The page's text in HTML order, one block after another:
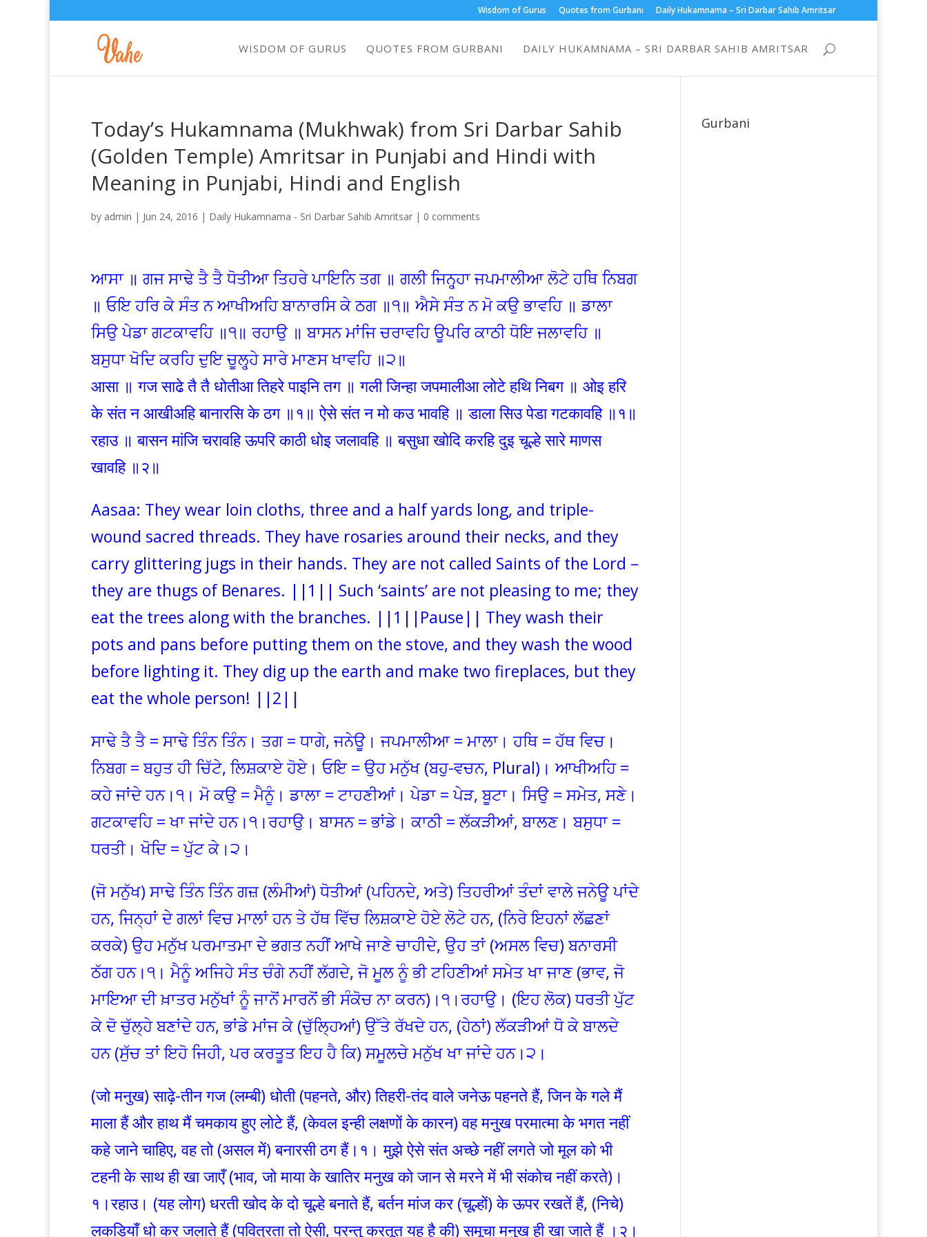
Wisdom of Gurus Quotes from Gurbani Daily Hukamnama – Sri Darbar Sahib Amritsar
WISDOM OF GURUS QUOTES FROM GURBANI DAILY HUKAMNAMA – SRI DARBAR SAHIB AMRITSAR
Today’s Hukamnama (Mukhwak) from Sri Darbar Sahib
(Golden Temple) Amritsar in Punjabi and Hindi with
Meaning in Punjabi, Hindi and English
by admin | Jun 24, 2016 | Daily Hukamnama - Sri Darbar Sahib Amritsar | 0 comments
ਆਸਾ ॥ ਗਜ ਸਾਢੇ ਤੈ ਤੈ ਧੋਤੀਆ ਤਿਹਰੇ ਪਾਇਨਿ ਤਗ ॥ ਗਲੀ ਜਿਨ੍ਹ੍ਹਾ ਜਪਮਾਲੀਆ ਲੋਟੇ ਹਥਿ ਨਿਬਗ
॥ ਓਇ ਹਰਿ ਕੇ ਸੰਤ ਨ ਆਖੀਅਹਿ ਬਾਨਾਰਸਿ ਕੇ ਠਗ ॥੧॥ ਐਸੇ ਸੰਤ ਨ ਮੋ ਕਉ ਭਾਵਹਿ ॥ ਡਾਲਾ
ਸਿਉ ਪੇਡਾ ਗਟਕਾਵਹਿ ॥੧॥ ਰਹਾਉ ॥ ਬਾਸਨ ਮਾਂਜਿ ਚਰਾਵਹਿ ਊਪਰਿ ਕਾਠੀ ਧੋਇ ਜਲਾਵਹਿ ॥
ਬਸੁਧਾ ਖੋਦਿ ਕਰਹਿ ਦੁਇ ਚੂਲ੍ਹ੍ਹੇ ਸਾਰੇ ਮਾਣਸ ਖਾਵਹਿ ॥੨॥
आसा ॥ गज साढे तै तै धोतीआ तिहरे पाइनि तग ॥ गली जिन्हा जपमालीआ लोटे हथि निबग ॥ ओइ हरि
के संत न आखीअहि बानारसि के ठग ॥१॥ ऐसे संत न मो कउ भावहि ॥ डाला सिउ पेडा गटकावहि ॥१॥
रहाउ ॥ बासन मांजि चरावहि ऊपरि काठी धोइ जलावहि ॥ बसुधा खोदि करहि दुइ चूल्हे सारे माणस
खावहि ॥२॥
Aasaa: They wear loin cloths, three and a half yards long, and triple-
wound sacred threads. They have rosaries around their necks, and they
carry glittering jugs in their hands. They are not called Saints of the Lord –
they are thugs of Benares. ||1|| Such ‘saints’ are not pleasing to me; they
eat the trees along with the branches. ||1||Pause|| They wash their
pots and pans before putting them on the stove, and they wash the wood
before lighting it. They dig up the earth and make two fireplaces, but they
eat the whole person! ||2||
ਸਾਢੇ ਤੈ ਤੈ = ਸਾਢੇ ਤਿੰਨ ਤਿੰਨ। ਤਗ = ਧਾਗੇ, ਜਨੇਊ। ਜਪਮਾਲੀਆ = ਮਾਲਾ। ਹਥਿ = ਹੱਥ ਵਿਚ।
ਨਿਬਗ = ਬਹੁਤ ਹੀ ਚਿੱਟੇ, ਲਿਸ਼ਕਾਏ ਹੋਏ। ਓਇ = ਉਹ ਮਨੁੱਖ (ਬਹੁ-ਵਚਨ, Plural)। ਆਖੀਅਹਿ =
ਕਹੇ ਜਾਂਦੇ ਹਨ।੧। ਮੋ ਕਉ = ਮੈਨੂੰ। ਡਾਲਾ = ਟਾਹਣੀਆਂ। ਪੇਡਾ = ਪੇੜ, ਬੂਟਾ। ਸਿਉ = ਸਮੇਤ, ਸਣੇ।
ਗਟਕਾਵਹਿ = ਖਾ ਜਾਂਦੇ ਹਨ।੧।ਰਹਾਉ। ਬਾਸਨ = ਭਾਂਡੇ। ਕਾਠੀ = ਲੱਕੜੀਆਂ, ਬਾਲਣ। ਬਸੁਧਾ =
ਧਰਤੀ। ਖੋਦਿ = ਪੁੱਟ ਕੇ।੨।
(ਜੋ ਮਨੁੱਖ) ਸਾਢੇ ਤਿੰਨ ਤਿੰਨ ਗਜ਼ (ਲੰਮੀਆਂ) ਧੋਤੀਆਂ (ਪਹਿਨਦੇ, ਅਤੇ) ਤਿਹਰੀਆਂ ਤੰਦਾਂ ਵਾਲੇ ਜਨੇਊ ਪਾਂਦੇ
ਹਨ, ਜਿਨ੍ਹਾਂ ਦੇ ਗਲਾਂ ਵਿਚ ਮਾਲਾਂ ਹਨ ਤੇ ਹੱਥ ਵਿੱਚ ਲਿਸ਼ਕਾਏ ਹੋਏ ਲੋਟੇ ਹਨ, (ਨਿਰੇ ਇਹਨਾਂ ਲੱਛਣਾਂ
ਕਰਕੇ) ਉਹ ਮਨੁੱਖ ਪਰਮਾਤਮਾ ਦੇ ਭਗਤ ਨਹੀਂ ਆਖੇ ਜਾਣੇ ਚਾਹੀਦੇ, ਉਹ ਤਾਂ (ਅਸਲ ਵਿਚ) ਬਨਾਰਸੀ
ਠੱਗ ਹਨ।੧। ਮੈਨੂੰ ਅਜਿਹੇ ਸੰਤ ਚੰਗੇ ਨਹੀਂ ਲੱਗਦੇ, ਜੋ ਮੂਲ ਨੂੰ ਭੀ ਟਹਿਣੀਆਂ ਸਮੇਤ ਖਾ ਜਾਣ (ਭਾਵ, ਜੋ
ਮਾਇਆ ਦੀ ਖ਼ਾਤਰ ਮਨੁੱਖਾਂ ਨੂੰ ਜਾਨੋਂ ਮਾਰਨੋਂ ਭੀ ਸੰਕੋਚ ਨਾ ਕਰਨ)।੧।ਰਹਾਉ। (ਇਹ ਲੋਕ) ਧਰਤੀ ਪੁੱਟ
ਕੇ ਦੋ ਚੁੱਲ੍ਹੇ ਬਣਾਂਦੇ ਹਨ, ਭਾਂਡੇ ਮਾਂਜ ਕੇ (ਚੁੱਲਿ੍ਹਆਂ) ਉੱਤੇ ਰੱਖਦੇ ਹਨ, (ਹੇਠਾਂ) ਲੱਕੜੀਆਂ ਧੋ ਕੇ ਬਾਲਦੇ
ਹਨ (ਸੁੱਚ ਤਾਂ ਇਹੋ ਜਿਹੀ, ਪਰ ਕਰਤੂਤ ਇਹ ਹੈ ਕਿ) ਸਮੂਲਚੇ ਮਨੁੱਖ ਖਾ ਜਾਂਦੇ ਹਨ।੨।
(जो मनुख) साढ़े-तीन गज (लम्बी) धोती (पहनते, और) तिहरी-तंद वाले जनेऊ पहनते हैं, जिन के गले मैं
माला हैं और हाथ मैं चमकाय हुए लोटे हैं, (केवल इन्ही लक्षणों के कारन) वह मनुख परमात्मा के भगत नहीं
कहे जाने चाहिए, वह तो (असल में) बनारसी ठग हैं।१। मुझे ऐसे संत अच्छे नहीं लगते जो मूल को भी
टहनी के साथ ही खा जाएँ (भाव, जो माया के खातिर मनुख को जान से मरने में भी संकोच नहीं करते)।
१।रहाउ। (यह लोग) धरती खोद के दो चूल्हे बनाते हैं, बर्तन मांज कर (चूल्हों) के ऊपर रखतें हैं, (निचे)
लकड़ियाँ धो कर जलाते हैं (पवित्रता तो ऐसी, परन्तु करतूत यह है की) समूचा मनुख ही खा जाते हैं ।२।
Gurbani